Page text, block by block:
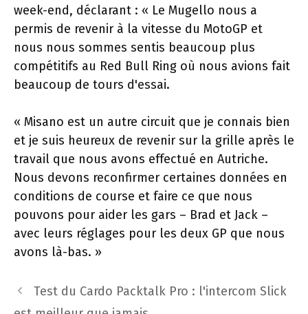
week-end, déclarant : « Le Mugello nous a
permis de revenir à la vitesse du MotoGP et
nous nous sommes sentis beaucoup plus
compétitifs au Red Bull Ring où nous avions fait
beaucoup de tours d'essai.
« Misano est un autre circuit que je connais bien
et je suis heureux de revenir sur la grille après le
travail que nous avons effectué en Autriche.
Nous devons reconfirmer certaines données en
conditions de course et faire ce que nous
pouvons pour aider les gars – Brad et Jack –
avec leurs réglages pour les deux GP que nous
avons là-bas. »
Navigation
des
Test du Cardo Packtalk Pro : l'intercom Slick